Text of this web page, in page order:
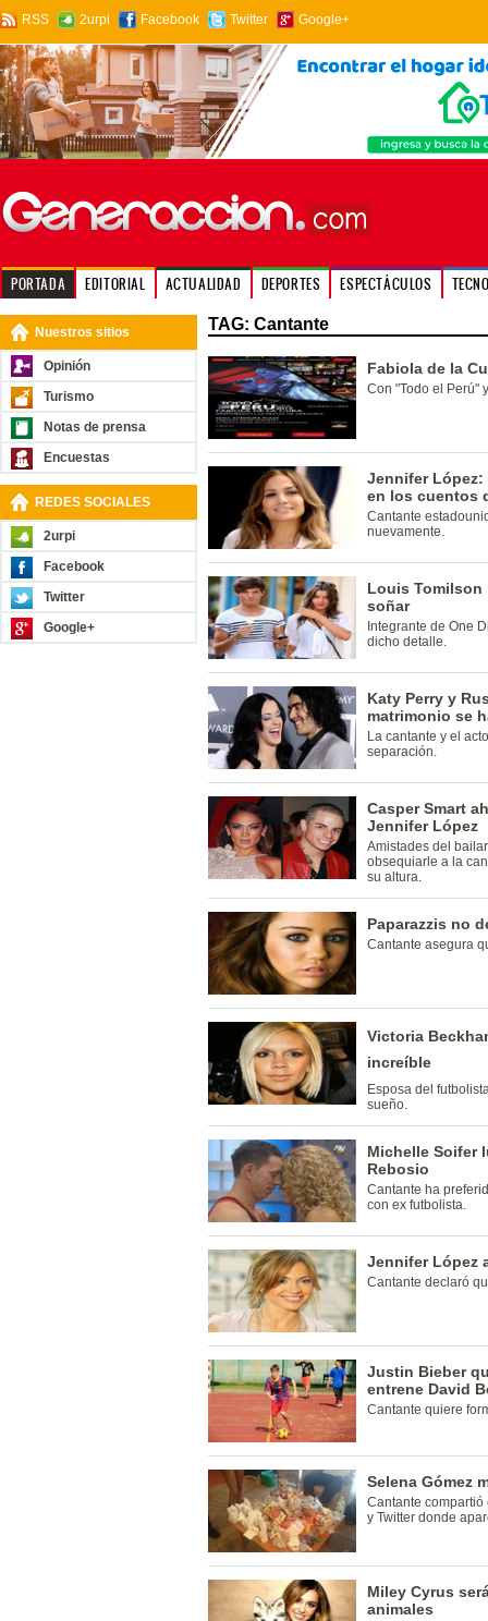
RSS 2urpi Facebook Twitter Google+
PORTADA EDITORIAL ACTUALIDAD DEPORTES ESPECTÁCULOS
Nuestros sitios
Opinión
Turismo
Notas de prensa
Encuestas
REDES SOCIALES
2urpi
Facebook
Twitter
Google+
TAG: Cantante
Fabiola de la
Con "Todo el Perú"
Jennifer López:
en los cuentos
Cantante
nuevamente.
Louis Tomilson
soñar
Integrante de One
dicho detalle.
Katy Perry y
matrimonio se
La cantante y el
separación.
Casper Smart
Jennifer López
Amistades del
obsequiarle a la
su altura.
Paparazzis no
Cantante asegura
Victoria
increíble
Esposa del
sueño.
Michelle Soifer
Rebosio
Cantante ha
con ex futbolista.
Jennifer López
Cantante declaró
Justin Bieber
entrene David
Cantante quiere
Selena Gómez
Cantante
y Twitter donde
Miley Cyrus
animales